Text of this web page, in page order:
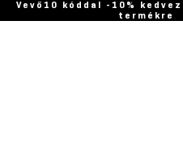
Vevő10 kóddal -10%
termékre